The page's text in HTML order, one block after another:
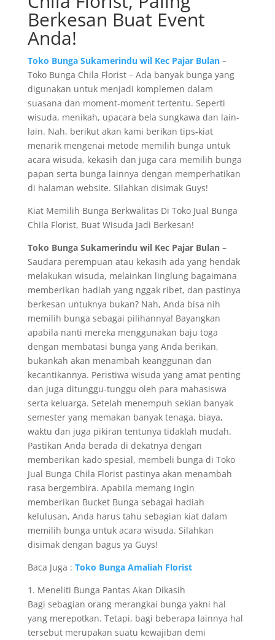
Berkesan Buat Event
Anda!
Toko Bunga Sukamerindu wil Kec Pajar Bulan–
Toko Bunga Chila Florist – Ada banyak bunga yang
digunakan untuk menjadi komplemen dalam
suasana dan moment-moment tertentu. Seperti
wisuda, menikah, upacara bela sungkawa dan lain-
lain. Nah, berikut akan kami berikan tips-kiat
menarik mengenai metode memilih bunga untuk
acara wisuda, kekasih dan juga cara memilih bunga
papan serta bunga lainnya dengan memperhatikan
di halaman website. Silahkan disimak Guys!
Kiat Memilih Bunga Berkwalitas Di Toko Jual Bunga
Chila Florist, Buat Wisuda Jadi Berkesan!
Toko Bunga Sukamerindu wil Kec Pajar Bulan–
Saudara perempuan atau kekasih ada yang hendak
melakukan wisuda, melainkan linglung bagaimana
memberikan hadiah yang nggak ribet, dan pastinya
berkesan untuknya bukan? Nah, Anda bisa nih
memilih bunga sebagai pilihannya! Bayangkan
apabila nanti mereka menggunakan baju toga
dengan membatasi bunga yang Anda berikan,
bukankah akan menambah keanggunan dan
kecantikannya. Peristiwa wisuda yang amat penting
dan juga ditunggu-tunggu oleh para mahasiswa
serta keluarga. Setelah menempuh sekian banyak
semester yang memakan banyak tenaga, biaya,
waktu dan juga pikiran tentunya tidaklah mudah.
Pastikan Anda berada di dekatnya dengan
memberikan kado spesial, membeli bunga di Toko
Jual Bunga Chila Florist pastinya akan menambah
rasa bergembira. Apabila memang ingin
memberikan Bucket Bunga sebagai hadiah
kelulusan, Anda harus tahu sebagian kiat dalam
memilih bunga untuk acara wisuda. Silahkan
disimak dengan bagus ya Guys!
Baca Juga : Toko Bunga Amaliah Florist
1. Meneliti Bunga Pantas Akan Dikasih
Bagi sebagian orang merangkai bunga yakni hal
yang merepotkan. Tetapi, bagi beberapa lainnya hal
tersebut merupakan suatu kewajiban demi